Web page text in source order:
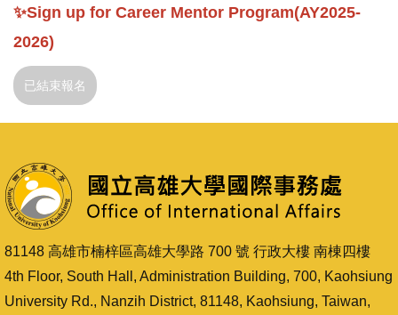
✨Sign up for Career Mentor Program(AY2025-
2026)
已結束報名
81148 高雄市楠梓區高雄大學路 700 號 行政大樓 南棟四樓
4th Floor, South Hall, Administration Building, 700, Kaohsiung
University Rd., Nanzih District, 81148, Kaohsiung, Taiwan,